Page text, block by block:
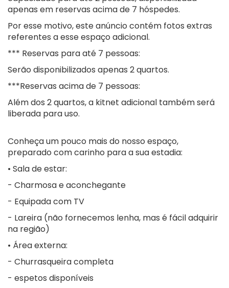
apenas em reservas acima de 7 hóspedes.
Por esse motivo, este anúncio contém fotos extras
referentes a esse espaço adicional.
*** Reservas para até 7 pessoas:
Serão disponibilizados apenas 2 quartos.
***Reservas acima de 7 pessoas:
Além dos 2 quartos, a kitnet adicional também será
liberada para uso.
Conheça um pouco mais do nosso espaço,
preparado com carinho para a sua estadia:
• Sala de estar:
- Charmosa e aconchegante
- Equipada com TV
- Lareira (não fornecemos lenha, mas é fácil adquirir
na região)
• Área externa:
- Churrasqueira completa
- espetos disponíveis